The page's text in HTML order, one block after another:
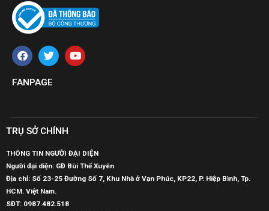
FANPAGE
TRỤ SỞ CHÍNH
THÔNG TIN NGƯỜI ĐẠI DIỆN
Người đại diện: GĐ Bùi Thế Xuyên
Địa chỉ: Số 23-25 Đường Số 7, Khu Nhà ở Vạn Phúc, KP22, P. Hiệp Bình, Tp.
HCM. Việt Nam.
SĐT: 0987.482.518